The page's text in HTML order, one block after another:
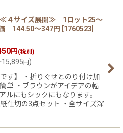
４サイズ展開≫ 1ロット25〜
144.50〜347円
1760523
円 (税別)
15,895 円 )
です】 ・折りぐせとのり付け加
単 ・ブラウンがアイデアの幅
ルにもシックにもなります。
仕切の3点セット ・全サイズ深